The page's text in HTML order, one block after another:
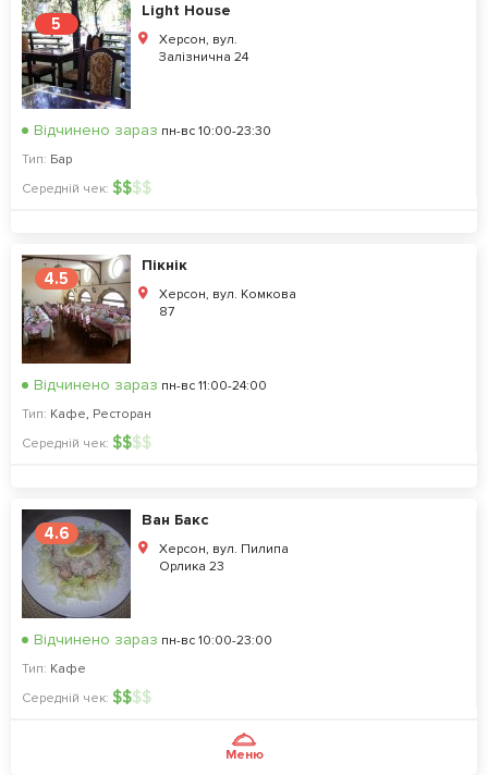
5
Light House
Херсон, вул.
Залізнична 24
Відчинено зараз пн-вс 10:00-23:30
Тип: Бар
Середній чек: $$$$
4.5
Пікнік
Херсон, вул. Комкова
87
Відчинено зараз пн-вс 11:00-24:00
Тип: Кафе, Ресторан
Середній чек: $$$$
4.6
Ван Бакс
Херсон, вул. Пилипа
Орлика 23
Відчинено зараз пн-вс 10:00-23:00
Тип: Кафе
Середній чек: $$$$
Меню